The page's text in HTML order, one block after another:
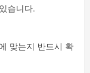
습니다.
맞는지 반드시 확